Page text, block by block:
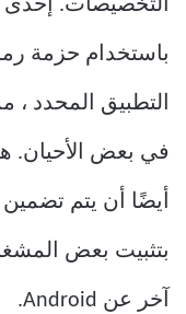
التخصيصات. إحدى
باستخدام حزمة
التطبيق المحدد ،
في بعض الأحيان.
أيضًا أن يتم
بتثبيت بعض
آخر عن Android.